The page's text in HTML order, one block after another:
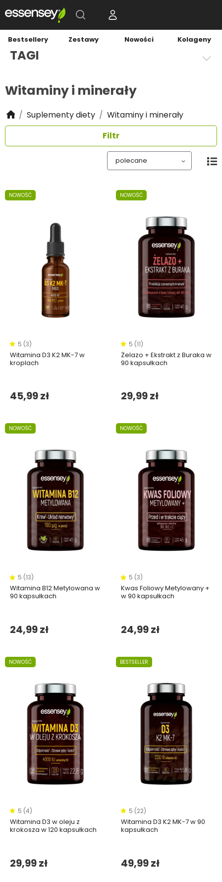
Bestsellery Zestawy Nowości Kolageny
TAGI
Witaminy i minerały
Suplementy diety
Witaminy i minerały
Filtr
NOWOŚĆ
5 (3)
Witamina D3 K2 MK-7 w
kroplach
45,99 zł
NOWOŚĆ
5 (11)
Żelazo + Ekstrakt z Buraka w
90 kapsułkach
29,99 zł
NOWOŚĆ
5 (13)
Witamina B12 Metylowana w
90 kapsułkach
24,99 zł
NOWOŚĆ
5 (3)
Kwas Foliowy Metylowany +
w 90 kapsułkach
24,99 zł
NOWOŚĆ
5 (4)
Witamina D3 w oleju z
krokosza w 120 kapsułkach
29,99 zł
BESTSELLER
5 (22)
Witamina D3 K2 MK-7 w 90
kapsułkach
49,99 zł